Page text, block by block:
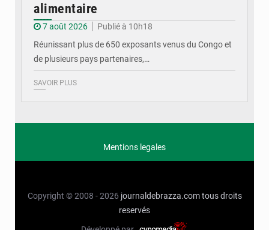
alimentaire
7 août 2026
Publié à 10h18
Réunissant plus de 650 exposants venus du Congo et
de plusieurs pays partenaires,…
SAVOIR PLUS
Mentions legales
Copyright © 2008 - 2026 journaldebrazza.com tous droits
reservés